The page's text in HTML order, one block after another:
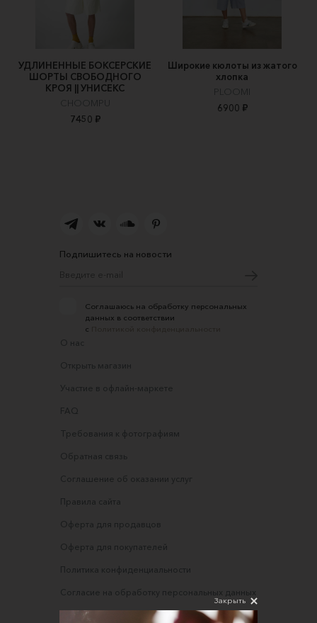
УДЛИНЕННЫЕ БОКСЕРСКИЕ
ШОРТЫ СВОБОДНОГО
КРОЯ || УНИСЕКС
CHOOMPU
7450 ₽
Широкие кюлоты из жатого
хлопка
PLOOMI
6900 ₽
Подпишитесь на новости
Соглашаюсь на обработку персональных
данных в соответствии
с
О нас
Открыть магазин
Участие в офлайн-маркете
FAQ
Требования к фотографиям
Обратная связь
Соглашение об оказании услуг
Правила сайта
Оферта для продавцов
Оферта для покупателей
Политика конфиденциальности
Согласие на обработку персональных данных
Закрыть